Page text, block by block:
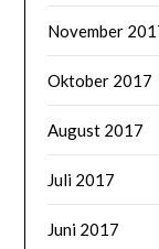
November
Oktober 2017
August 2017
Juli 2017
Juni 2017